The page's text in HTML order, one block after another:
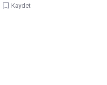
Kaydet